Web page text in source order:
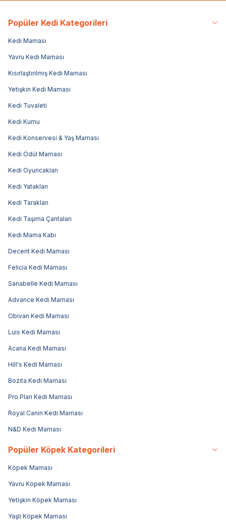
Popüler Kedi Kategorileri
Kedi Maması
Yavru Kedi Maması
Kısırlaştırılmış Kedi Maması
Yetişkin Kedi Maması
Kedi Tuvaleti
Kedi Kumu
Kedi Konservesi & Yaş Maması
Kedi Ödül Maması
Kedi Oyuncakları
Kedi Yatakları
Kedi Tarakları
Kedi Taşıma Çantaları
Kedi Mama Kabı
Decent Kedi Maması
Felicia Kedi Maması
Sanabelle Kedi Maması
Advance Kedi Maması
Obivan Kedi Maması
Luis Kedi Maması
Acana Kedi Maması
Hill's Kedi Maması
Bozita Kedi Maması
Pro Plan Kedi Maması
Royal Canin Kedi Maması
N&D Kedi Maması
Popüler Köpek Kategorileri
Köpek Maması
Yavru Köpek Maması
Yetişkin Köpek Maması
Yaşlı Köpek Maması